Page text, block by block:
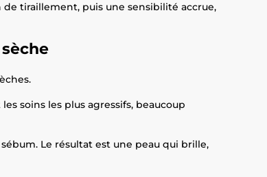
tiraillement, puis une sensibilité accrue,
soins les plus agressifs, beaucoup
Le résultat est une peau qui brille,